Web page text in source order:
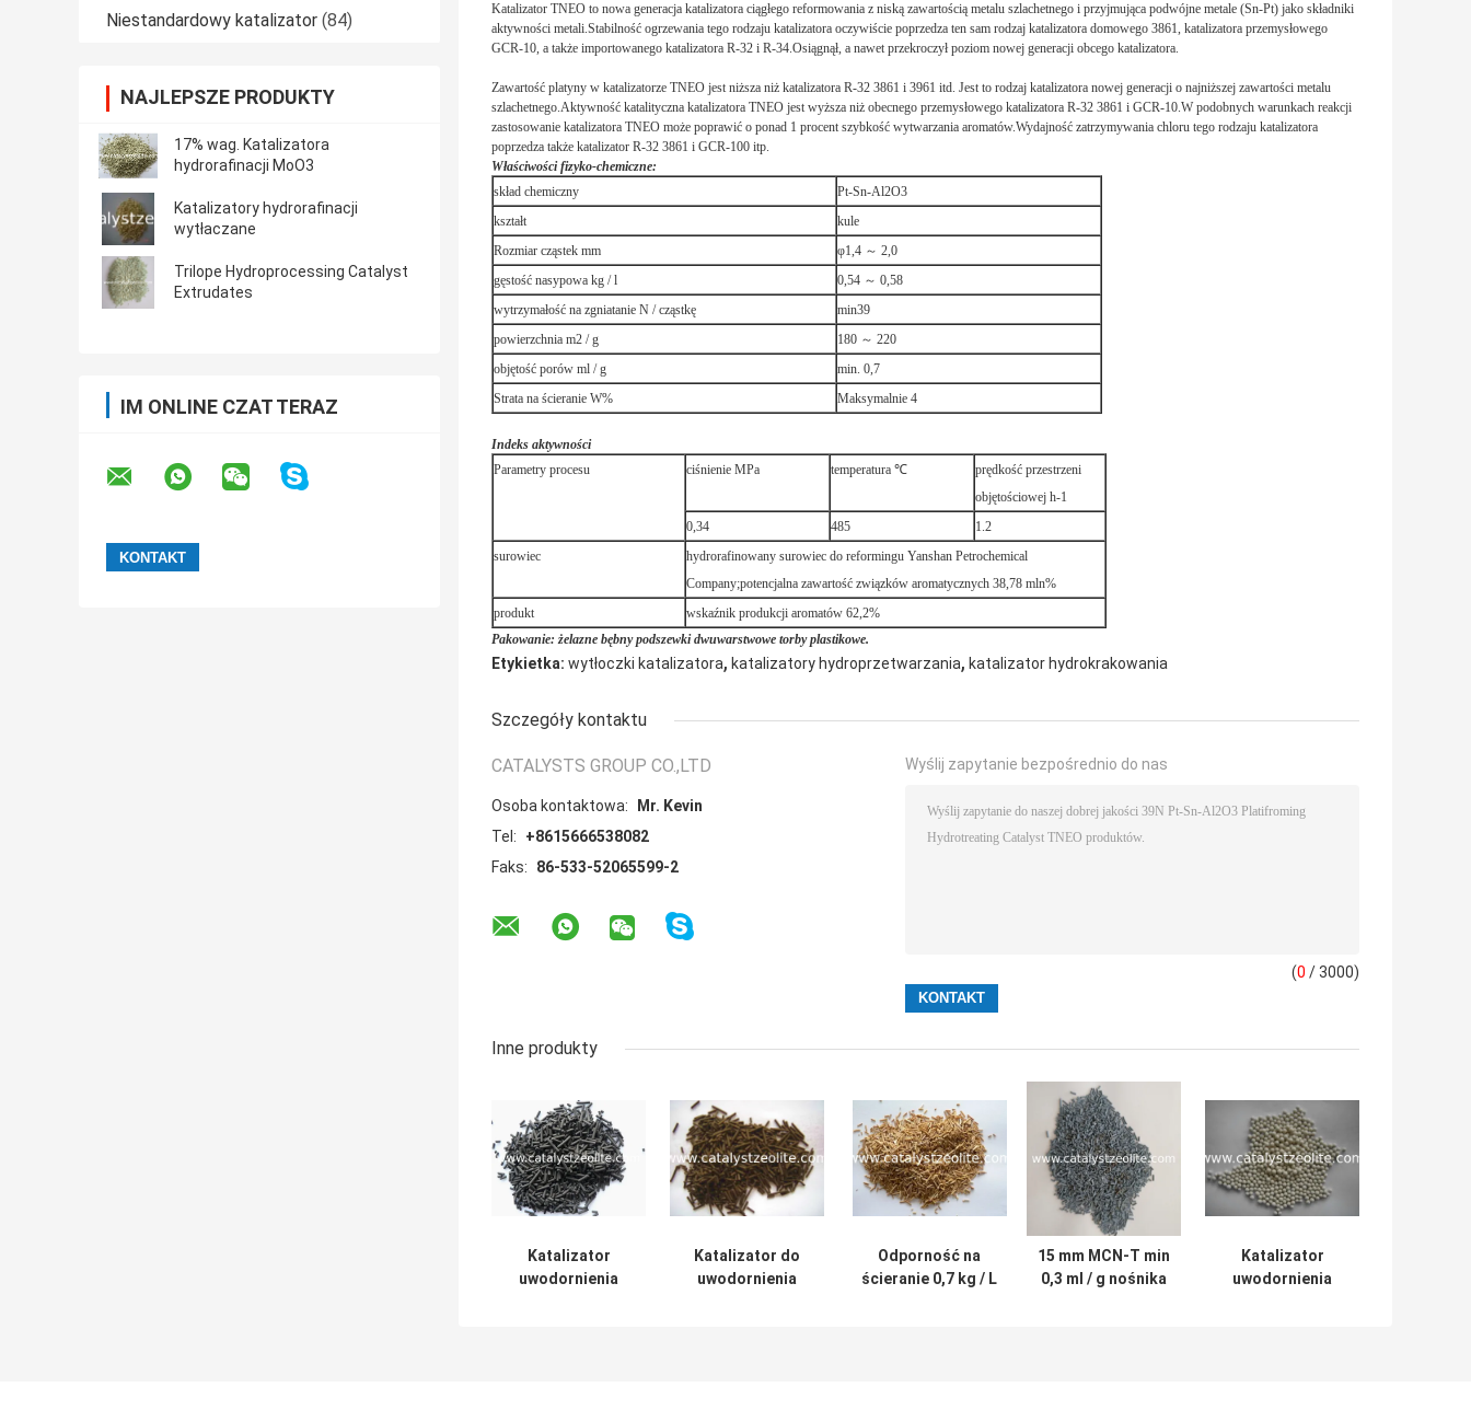
Niestandardowy katalizator (84)
NAJLEPSZE PRODUKTY
17% wag. Katalizatora
hydrorafinacji MoO3
Katalizatory hydrorafinacji
wytłaczane
Trilope Hydroprocessing Catalyst
Extrudates
IM ONLINE CZAT TERAZ
Katalizator TNEO to nowa generacja katalizatora ciągłego reformowania z niską zawartością metalu szlachetnego i przyjmująca podwójne metale (Sn-Pt) jako składniki
aktywności metali.Stabilność ogrzewania tego rodzaju katalizatora oczywiście poprzedza ten sam rodzaj katalizatora domowego 3861, katalizatora przemysłowego
GCR-10, a także importowanego katalizatora R-32 i R-34.Osiągnął, a nawet przekroczył poziom nowej generacji obcego katalizatora.
Zawartość platyny w katalizatorze TNEO jest niższa niż katalizatora R-32 3861 i 3961 itd. Jest to rodzaj katalizatora nowej generacji o najniższej zawartości metalu
szlachetnego.Aktywność katalityczna katalizatora TNEO jest wyższa niż obecnego przemysłowego katalizatora R-32 3861 i GCR-10.W podobnych warunkach reakcji
zastosowanie katalizatora TNEO może poprawić o ponad 1 procent szybkość wytwarzania aromatów.Wydajność zatrzymywania chloru tego rodzaju katalizatora
poprzedza także katalizator R-32 3861 i GCR-100 itp.
Właściwości fizyko-chemiczne:
skład chemiczny
Pt-Sn-Al2O3
kształt
kule
Rozmiar cząstek mm
φ1,4 ～ 2,0
gęstość nasypowa kg / l
0,54 ～ 0,58
wytrzymałość na zgniatanie N / cząstkę
min39
powierzchnia m2 / g
180 ～ 220
objętość porów ml / g
min. 0,7
Strata na ścieranie W%
Maksymalnie 4
Indeks aktywności
Parametry procesu
ciśnienie MPa temperatura ℃
prędkość przestrzeni
objętościowej h-1
0,34
485
1.2
surowiec
hydrorafinowany surowiec do reformingu Yanshan Petrochemical
Company;potencjalna zawartość związków aromatycznych 38,78 mln%
produkt
wskaźnik produkcji aromatów 62,2%
Pakowanie: żelazne bębny podszewki dwuwarstwowe torby plastikowe.
Etykietka: wytłoczki katalizatora, katalizatory hydroprzetwarzania, katalizator hydrokrakowania
Szczegóły kontaktu
CATALYSTS GROUP CO.,LTD
Osoba kontaktowa:
Mr. Kevin
Tel:
+8615666538082
Faks:
86-533-52065599-2
Wyślij zapytanie bezpośrednio do nas
(0 / 3000)
Inne produkty
Katalizator
uwodornienia
Katalizator do
uwodornienia
Odporność na
ścieranie 0,7 kg / L
15 mm MCN-T min
0,3 ml / g nośnika
Katalizator
uwodornienia